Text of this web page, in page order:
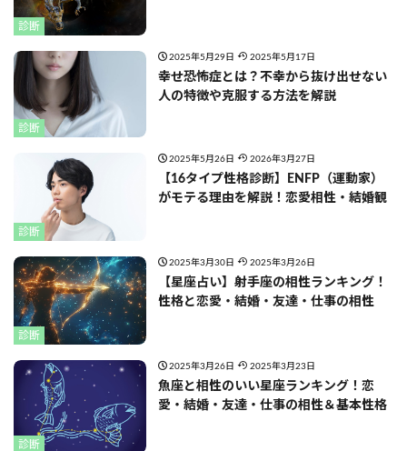
診断
診断
2025年5月29日 2025年5月17日
幸せ恐怖症とは？不幸から抜け出せない
人の特徴や克服する方法を解説
診断
2025年5月26日 2026年3月27日
【16タイプ性格診断】ENFP（運動家）
がモテる理由を解説！恋愛相性・結婚観
診断
2025年3月30日 2025年3月26日
【星座占い】射手座の相性ランキング！
性格と恋愛・結婚・友達・仕事の相性
診断
2025年3月26日 2025年3月23日
魚座と相性のいい星座ランキング！恋
愛・結婚・友達・仕事の相性＆基本性格